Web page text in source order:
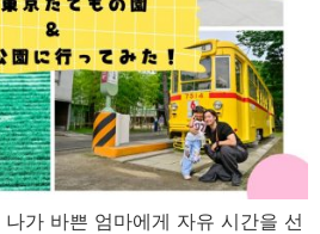
가 바쁜 엄마에게 자유 시간을 선